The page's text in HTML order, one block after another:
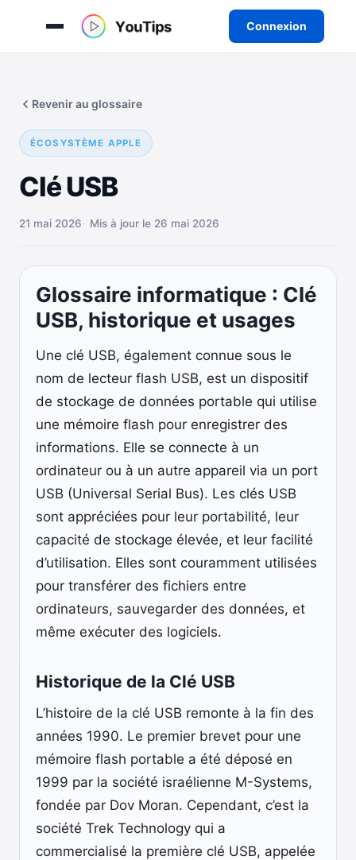
Connexion
contenu
ÉCOSYSTÈME APPLE
Clé USB
Revenir au glossaire
21 mai 2026 Mis à jour le 26 mai 2026
Glossaire informatique : Clé
USB, historique et usages
Une clé USB, également connue sous le
nom de lecteur flash USB, est un dispositif
de stockage de données portable qui utilise
une mémoire flash pour enregistrer des
informations. Elle se connecte à un
ordinateur ou à un autre appareil via un port
USB (Universal Serial Bus). Les clés USB
sont appréciées pour leur portabilité, leur
capacité de stockage élevée, et leur facilité
d’utilisation. Elles sont couramment utilisées
pour transférer des fichiers entre
ordinateurs, sauvegarder des données, et
même exécuter des logiciels.
Historique de la Clé USB
L’histoire de la clé USB remonte à la fin des
années 1990. Le premier brevet pour une
mémoire flash portable a été déposé en
1999 par la société israélienne M-Systems,
fondée par Dov Moran. Cependant, c’est la
société Trek Technology qui a
commercialisé la première clé USB, appelée